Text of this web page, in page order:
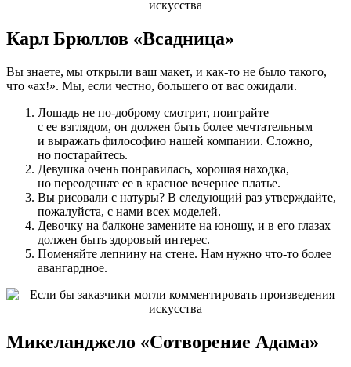
Карл Брюллов «Всадница»
Вы знаете, мы открыли ваш макет, и как-то не было такого,
что «ах!». Мы, если честно, большего от вас ожидали.
Лошадь не по-доброму смотрит, поиграйте
с ее взглядом, он должен быть более мечтательным
и выражать философию нашей компании. Сложно,
но постарайтесь.
Девушка очень понравилась, хорошая находка,
но переоденьте ее в красное вечернее платье.
Вы рисовали с натуры? В следующий раз утверждайте,
пожалуйста, с нами всех моделей.
Девочку на балконе замените на юношу, и в его глазах
должен быть здоровый интерес.
Поменяйте лепнину на стене. Нам нужно что-то более
авангардное.
Микеланджело «Сотворение Адама»